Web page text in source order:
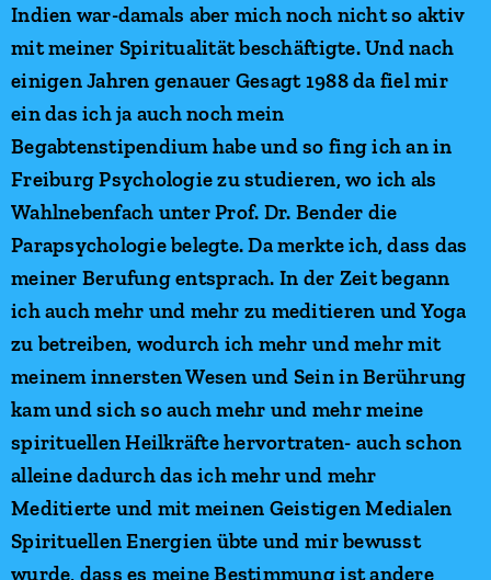
Indien war-damals aber mich noch nicht so aktiv
mit meiner Spiritualität beschäftigte. Und nach
einigen Jahren genauer Gesagt 1988 da fiel mir
ein das ich ja auch noch mein
Begabtenstipendium habe und so fing ich an in
Freiburg Psychologie zu studieren, wo ich als
Wahlnebenfach unter Prof. Dr. Bender die
Parapsychologie belegte. Da merkte ich, dass das
meiner Berufung entsprach. In der Zeit begann
ich auch mehr und mehr zu meditieren und Yoga
zu betreiben, wodurch ich mehr und mehr mit
meinem innersten Wesen und Sein in Berührung
kam und sich so auch mehr und mehr meine
spirituellen Heilkräfte hervortraten- auch schon
alleine dadurch das ich mehr und mehr
Meditierte und mit meinen Geistigen Medialen
Spirituellen Energien übte und mir bewusst
wurde, dass es meine Bestimmung ist andere